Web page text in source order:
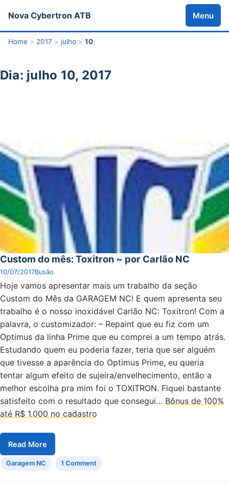
Nova Cybertron ATB Menu
Home > 2017 > julho > 10
Dia: julho 10, 2017
Custom do mês: Toxitron ~ por Carlão NC
10/07/2017Busão
Hoje vamos apresentar mais um trabalho da seção
Custom do Mês da GARAGEM NC! E quem apresenta seu
trabalho é o nosso inoxidável Carlão NC: Toxitron! Com a
palavra, o customizador: – Repaint que eu fiz com um
Optimus da linha Prime que eu comprei a um tempo atrás.
Estudando quem eu poderia fazer, teria que ser alguém
que tivesse a aparência do Optimus Prime, eu queria
tentar algum efeito de sujeira/envelhecimento, então a
melhor escolha pra mim foi o TOXITRON. Fiquei bastante
satisfeito com o resultado que consegui… Bônus de 100%
até R$ 1.000 no cadastro
Read More
Garagem NC 1 Comment